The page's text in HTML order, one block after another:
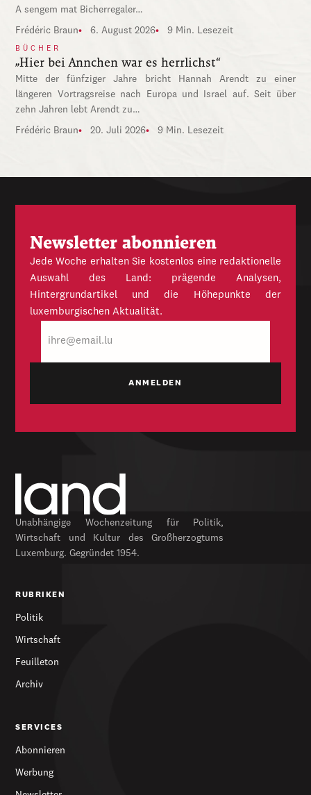
A sengem mat Bicherregaler…
Frédéric Braun 6. August 2026 9 Min. Lesezeit
BÜCHER
„Hier bei Annchen war es herrlichst“
Mitte der fünfziger Jahre bricht Hannah Arendt zu einer
längeren Vortragsreise nach Europa und Israel auf. Seit über
zehn Jahren lebt Arendt zu…
Frédéric Braun 20. Juli 2026 9 Min. Lesezeit
Newsletter abonnieren
Jede Woche erhalten Sie kostenlos eine redaktionelle
Auswahl des Land: prägende Analysen,
Hintergrundartikel und die Höhepunkte der
luxemburgischen Aktualität.
Mail
Unabhängige Wochenzeitung für Politik,
Wirtschaft und Kultur des Großherzogtums
Luxemburg. Gegründet 1954.
RUBRIKEN
Politik
Wirtschaft
Feuilleton
Archiv
SERVICES
Abonnieren
Werbung